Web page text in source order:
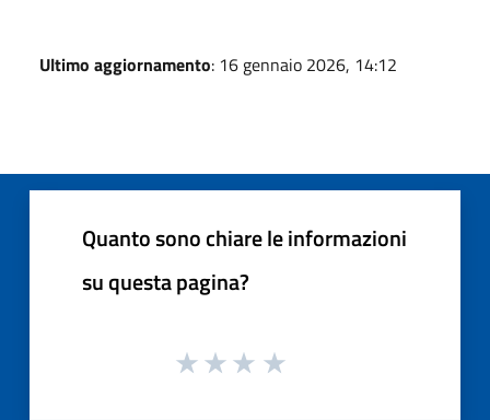
Ultimo aggiornamento: 16 gennaio 2026, 14:12
Quanto sono chiare le informazioni
su questa pagina?